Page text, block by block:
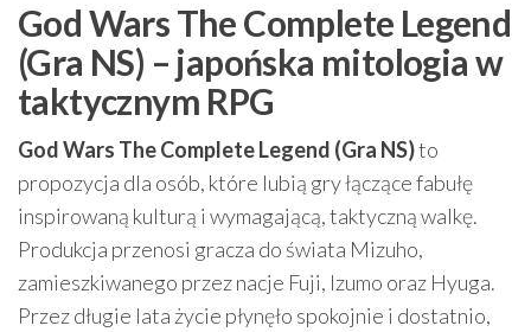
God Wars The Complete Legend
(Gra NS) – japońska mitologia w
taktycznym RPG
God Wars The Complete Legend (Gra NS)to
propozycja dla osób, które lubią gry łączące fabułę
inspirowaną kulturą i wymagającą, taktyczną walkę.
Produkcja przenosi gracza do świata Mizuho,
zamieszkiwanego przez nacje Fuji, Izumo oraz Hyuga.
Przez długie lata życie płynęło spokojnie i dostatnio,